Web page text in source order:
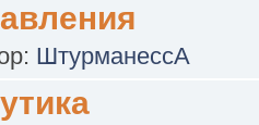
ШтурманессА